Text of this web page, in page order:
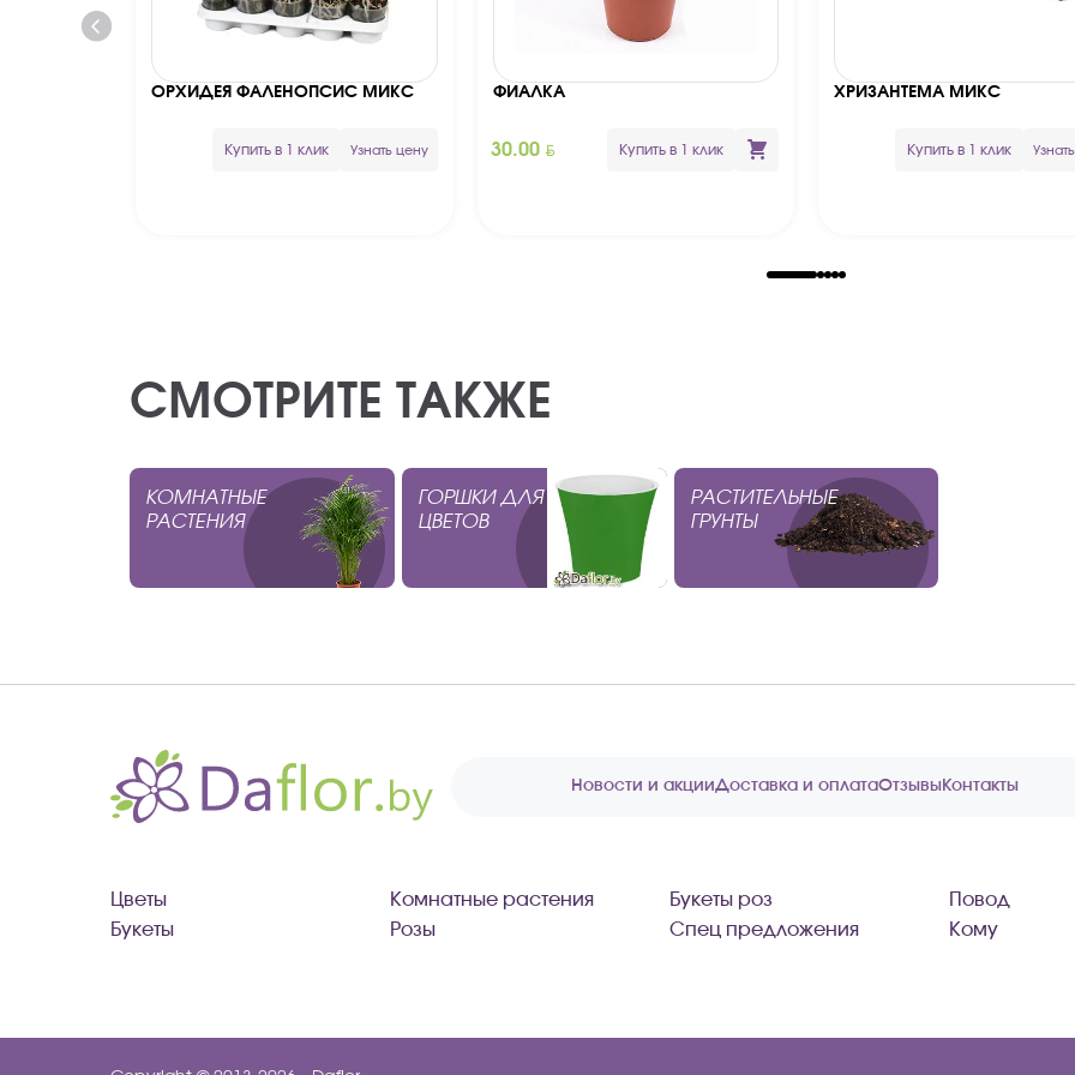
ОРХИДЕЯ ФАЛЕНОПСИС МИКС
Купить в 1 клик Узнать цену
ФИАЛКА
30.00 BYN Купить в 1 клик
ХРИЗАНТЕМА МИКС
Купить в 1 клик
СМОТРИТЕ ТАКЖЕ
КОМНАТНЫЕ
РАСТЕНИЯ
ГОРШКИ ДЛЯ
ЦВЕТОВ
РАСТИТЕЛЬНЫЕ
ГРУНТЫ
Новости и акцииДоставка и оплатаОтзывыКонтакты
Цветы Комнатные растения Букеты роз Повод
Букеты
Розы Спец предложения Кому